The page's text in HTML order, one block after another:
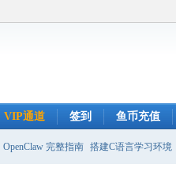
VIP通道 签到 鱼币充值
OpenClaw 完整指南 搭建C语言学习环境